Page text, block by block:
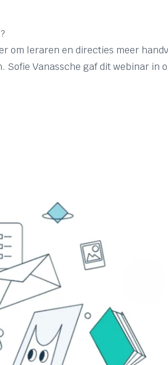
om leraren en directies meer
Vanassche gaf dit webinar in